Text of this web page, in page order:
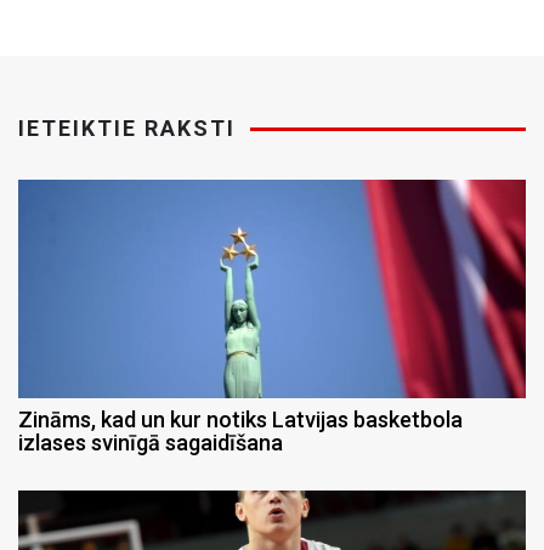
IETEIKTIE RAKSTI
Zināms, kad un kur notiks Latvijas basketbola
izlases svinīgā sagaidīšana